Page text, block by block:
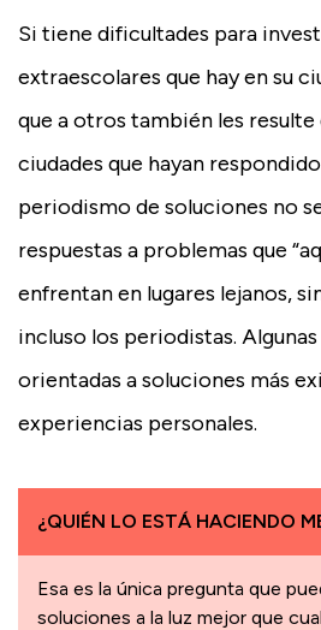
Si tiene dificultades para
extraescolares que hay en su
que a otros también les
ciudades que hayan
periodismo de soluciones no
respuestas a problemas que
enfrentan en lugares lejanos,
incluso los periodistas.
orientadas a soluciones más
experiencias personales.
¿QUIÉN LO ESTÁ HACIENDO
Esa es la única pregunta que
soluciones a la luz mejor que